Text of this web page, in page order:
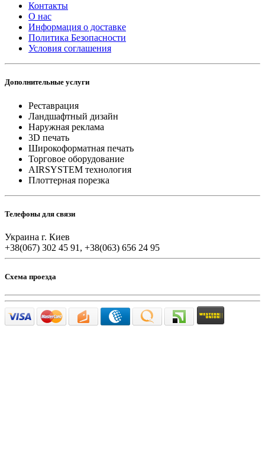
Контакты
О нас
Информация о доставке
Политика Безопасности
Условия соглашения
Дополнительные услуги
Реставрация
Ландшафтный дизайн
Наружная реклама
3D печать
Широкоформатная печать
Торговое оборудование
AIRSYSTEM технология
Плоттерная порезка
Телефоны для связи
Украина г. Киев
+38(067) 302 45 91, +38(063) 656 24 95
Схема проезда